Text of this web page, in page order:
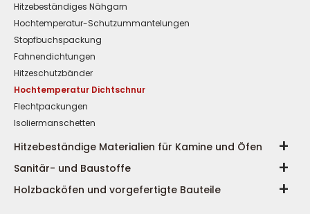
Hitzebeständiges Nähgarn
Hochtemperatur-Schutzummantelungen
Stopfbuchspackung
Fahnendichtungen
Hitzeschutzbänder
Hochtemperatur Dichtschnur
Flechtpackungen
Isoliermanschetten
Hitzebeständige Materialien für Kamine und Öfen
Sanitär- und Baustoffe
Holzbacköfen und vorgefertigte Bauteile